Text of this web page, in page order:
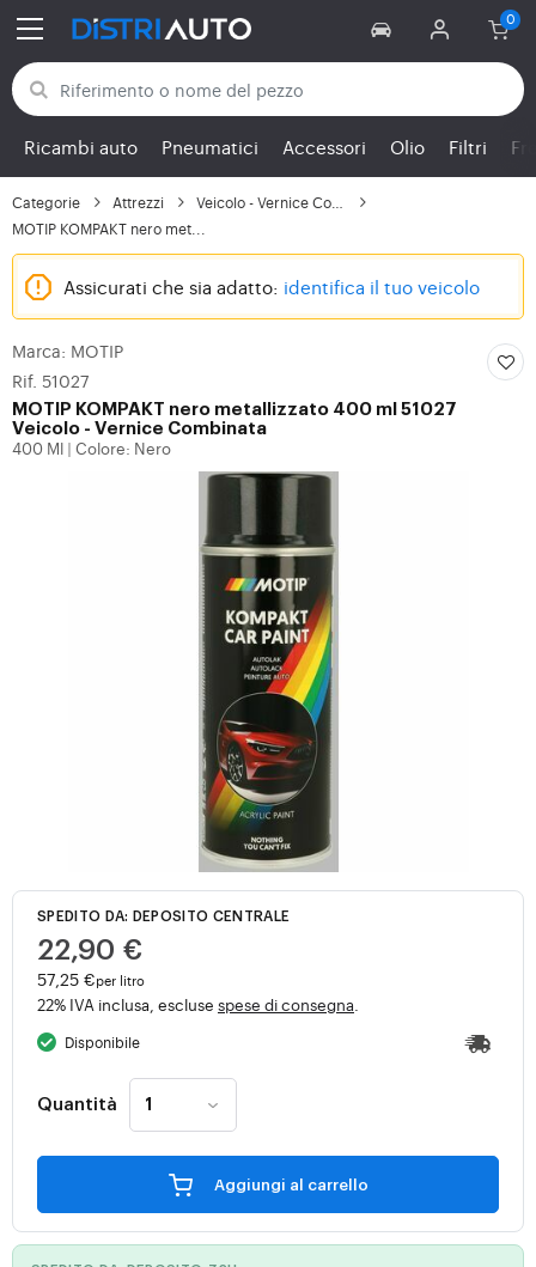
Torna alle categorie
Ricambi auto Pneumatici Accessori Olio Filtri
Categorie Attrezzi
MOTIP KOMPAKT nero met...
Assicurati che sia adatto: identifica il tuo veicolo
Marca: MOTIP
Rif. 51027
MOTIP KOMPAKT nero metallizzato 400 ml 51027
Veicolo - Vernice Combinata
400 Ml Colore: Nero
SPEDITO DA: DEPOSITO CENTRALE
22,90 €
57,25 €per litro
22% IVA inclusa, escluse spese di consegna
Disponibile
Quantità
Aggiungi al carrello